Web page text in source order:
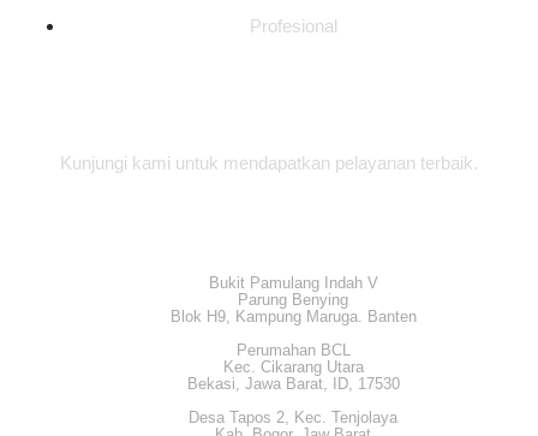
Profesional
Kunjungi kami untuk mendapatkan pelayanan terbaik.
Bukit Pamulang Indah V
Parung Benying
Blok H9, Kampung Maruga. Banten
Perumahan BCL
Kec. Cikarang Utara
Bekasi, Jawa Barat, ID, 17530
Desa Tapos 2, Kec. Tenjolaya